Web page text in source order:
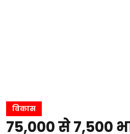
विकास
75,000 से 7,500